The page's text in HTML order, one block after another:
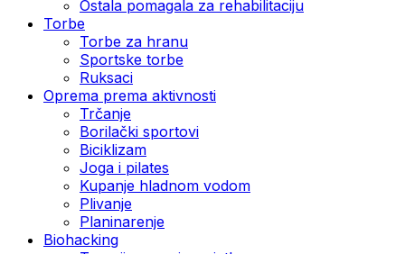
Ostala pomagala za rehabilitaciju
Torbe
Torbe za hranu
Sportske torbe
Ruksaci
Oprema prema aktivnosti
Trčanje
Borilački sportovi
Biciklizam
Joga i pilates
Kupanje hladnom vodom
Plivanje
Planinarenje
Biohacking